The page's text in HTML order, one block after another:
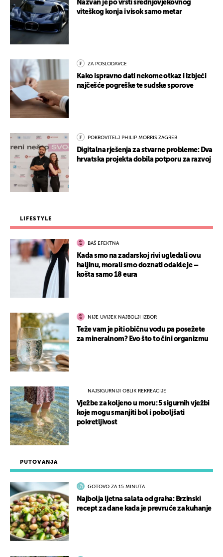
PUTOVANJA
GOTOVO ZA 15 MINUTA
Najbolja ljetna salata od graha: Brzinski
recept za dane kada je prevruće za kuhanje
Nazvan je po vrsti srednjovjekovnog
viteškog konja i visok samo metar
ZA POSLODAVCE
Kako ispravno dati nekome otkaz i izbjeći
najčešće pogreške te sudske sporove
POKROVITELJ PHILIP MORRIS ZAGREB
Digitalna rješenja za stvarne probleme: Dva
hrvatska projekta dobila potporu za razvoj
LIFESTYLE
BAŠ EFEKTNA
Kada smo na zadarskoj rivi ugledali ovu
haljinu, morali smo doznati odakle je –
košta samo 18 eura
NIJE UVIJEK NAJBOLJI IZBOR
Teže vam je piti običnu vodu pa posežete
za mineralnom? Evo što to čini organizmu
NAJSIGURNIJI OBLIK REKREACIJE
Vježbe za koljeno u moru: 5 sigurnih vježbi
koje mogu smanjiti bol i poboljšati
pokretljivost